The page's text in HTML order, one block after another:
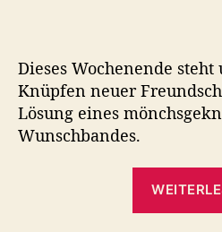
Dieses Wochenende
Knüpfen neuer
Lösung eines
Wunschbandes.